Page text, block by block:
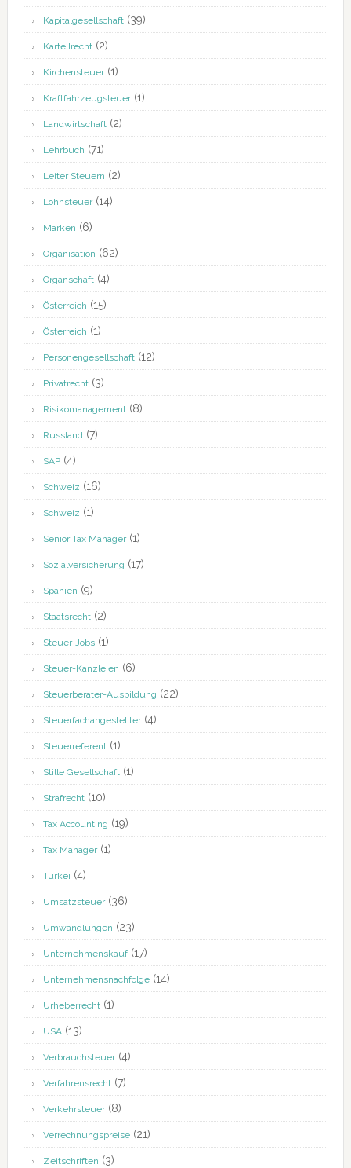
Kapitalgesellschaft(39)
Kartellrecht(2)
Kirchensteuer(1)
Kraftfahrzeugsteuer(1)
Landwirtschaft(2)
Lehrbuch (71)
Leiter Steuern (2)
Lohnsteuer(14)
Marken (6)
Organisation (62)
Organschaft(4)
Österreich (15)
Österreich (1)
Personengesellschaft(12)
Privatrecht(3)
Risikomanagement(8)
Russland(7)
SAP(4)
Schweiz (16)
Schweiz (1)
Senior Tax Manager(1)
Sozialversicherung (17)
Spanien (9)
Staatsrecht(2)
Steuer-Jobs(1)
Steuer-Kanzleien (6)
Steuerberater-Ausbildung (22)
Steuerfachangestellter(4)
Steuerreferent(1)
Stille Gesellschaft(1)
Strafrecht(10)
Tax Accounting (19)
Tax Manager(1)
Türkei (4)
Umsatzsteuer(36)
Umwandlungen (23)
Unternehmenskauf(17)
Unternehmensnachfolge(14)
Urheberrecht(1)
USA(13)
Verbrauchsteuer(4)
Verfahrensrecht(7)
Verkehrsteuer(8)
Verrechnungspreise(21)
Zeitschriften (3)